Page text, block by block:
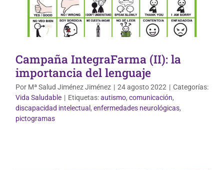
Campaña IntegraFarma (II): la
importancia del lenguaje
Por Mª Salud Jiménez Jiménez | 24 agosto 2022 | Categorías:
Vida Saludable | Etiquetas:autismo, comunicación,
discapacidad intelectual , enfermedades neurológicas,
pictogramas